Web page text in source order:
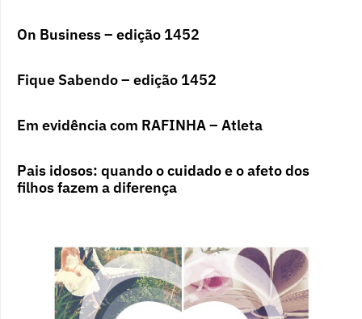
On Business – edição 1452
Fique Sabendo – edição 1452
Em evidência com RAFINHA – Atleta
Pais idosos: quando o cuidado e o afeto dos
filhos fazem a diferença